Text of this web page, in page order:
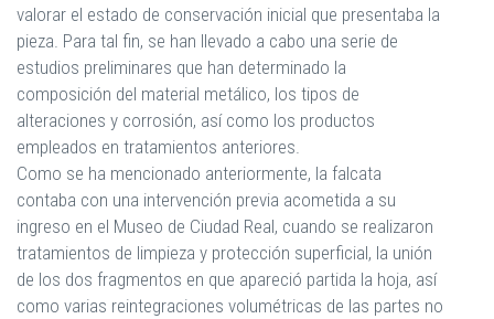
valorar el estado de conservación inicial que presentaba la
pieza. Para tal fin, se han llevado a cabo una serie de
estudios preliminares que han determinado la
composición del material metálico, los tipos de
alteraciones y corrosión, así como los productos
empleados en tratamientos anteriores.
Como se ha mencionado anteriormente, la falcata
contaba con una intervención previa acometida a su
ingreso en el Museo de Ciudad Real, cuando se realizaron
tratamientos de limpieza y protección superficial, la unión
de los dos fragmentos en que apareció partida la hoja, así
como varias reintegraciones volumétricas de las partes no